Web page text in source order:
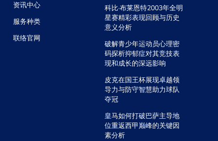
资讯中心
服务种类
联络官网
科比·布莱恩特2003年全明
星赛精彩表现回顾与历史
意义分析
破解青少年运动员心理密
码探析抑郁症对其竞技表
现和成长的深远影响
皮克在国王杯展现卓越领
导力与防守智慧助力球队
夺冠
皇马如何打破巴萨主导地
位重返西甲巅峰的关键因
素分析